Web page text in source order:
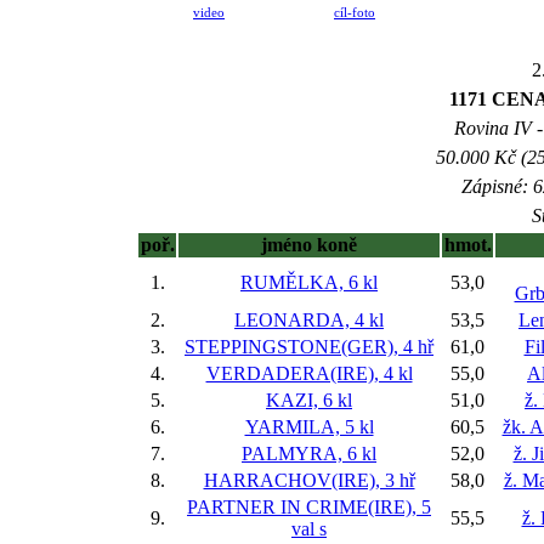
video cíl-foto
1171
Rovina IV
50.000 Kč
Zápisné:
poř.
jméno koně
hmot.
1.
RUMĚLKA, 6 kl 53,0
2.
LEONARDA, 4 kl 53,5
3.
STEPPINGSTONE(GER), 4 hř 61,0
4.
VERDADERA(IRE), 4 kl 55,0
5.
KAZI, 6 kl 51,0
ž.
6.
YARMILA, 5 kl 60,5
žk.
7.
PALMYRA, 6 kl 52,0
ž.
8.
HARRACHOV(IRE), 3 hř 58,0
ž.
9.
PARTNER IN CRIME(IRE), 5
val s
55,5
ž.